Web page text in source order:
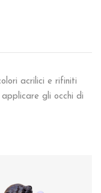
acrilici e rifiniti
gli occhi di